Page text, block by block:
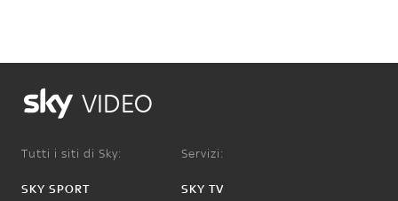
VIDEO
Tutti i siti di Sky:
SKY SPORT
Servizi:
SKY TV